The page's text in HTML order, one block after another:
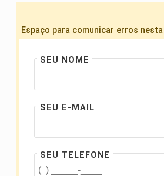
Espaço para comunicar erros
SEU NOME
SEU E-MAIL
SEU TELEFONE